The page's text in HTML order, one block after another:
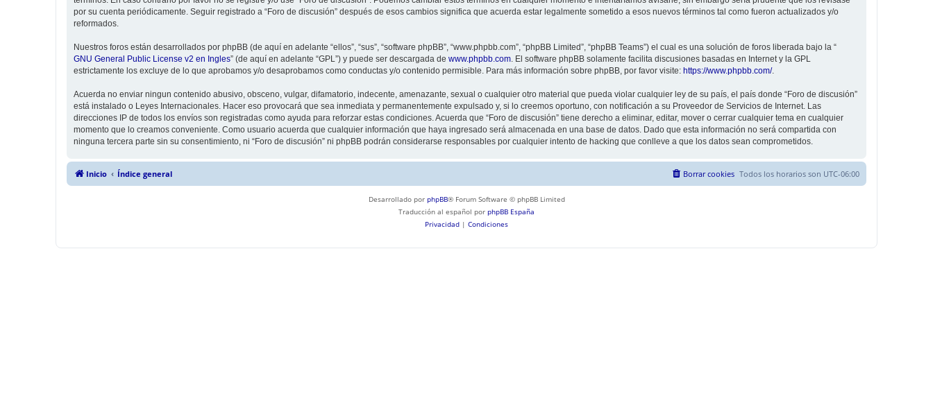
por su cuenta periódicamente. Seguir registrado a “Foro de discusión” después de esos cambios significa que acuerda estar legalmente sometido a esos nuevos términos tal como fueron actualizados y/o
reformados.
Nuestros foros están desarrollados por phpBB (de aquí en adelante “ellos”, “sus”, “software phpBB”, “www.phpbb.com”, “phpBB Limited”, “phpBB Teams”) el cual es una solución de foros liberada bajo la “
GNU General Public License v2 en Ingles” (de aquí en adelante “GPL”) y puede ser descargada de www.phpbb.com. El software phpBB solamente facilita discusiones basadas en Internet y la GPL
estrictamente los excluye de lo que aprobamos y/o desaprobamos como conductas y/o contenido permisible. Para más información sobre phpBB, por favor visite: https://www.phpbb.com/.
Acuerda no enviar ningun contenido abusivo, obsceno, vulgar, difamatorio, indecente, amenazante, sexual o cualquier otro material que pueda violar cualquier ley de su país, el país donde “Foro de discusión”
está instalado o Leyes Internacionales. Hacer eso provocará que sea inmediata y permanentemente expulsado y, si lo creemos oportuno, con notificación a su Proveedor de Servicios de Internet. Las
direcciones IP de todos los envíos son registradas como ayuda para reforzar estas condiciones. Acuerda que “Foro de discusión” tiene derecho a eliminar, editar, mover o cerrar cualquier tema en cualquier
momento que lo creamos conveniente. Como usuario acuerda que cualquier información que haya ingresado será almacenada en una base de datos. Dado que esta información no será compartida con
ninguna tercera parte sin su consentimiento, ni “Foro de discusión” ni phpBB podrán considerarse responsables por cualquier intento de hacking que conlleve a que los datos sean comprometidos.
Inicio Índice general Todos los horarios son UTC-06:00
Borrar cookies
Desarrollado por phpBB® Forum Software © phpBB Limited
Traducción al español por phpBB España
Privacidad | Condiciones